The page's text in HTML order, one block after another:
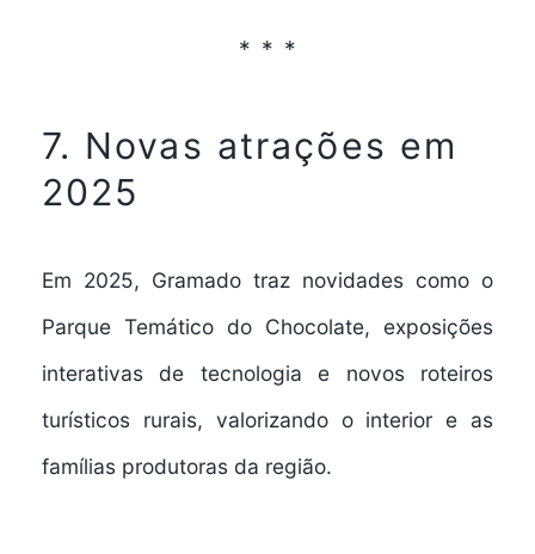
7. Novas atrações em
2025
Em 2025, Gramado traz novidades como o
Parque Temático do Chocolate, exposições
interativas de tecnologia e novos roteiros
turísticos rurais, valorizando o interior e as
famílias produtoras da região.